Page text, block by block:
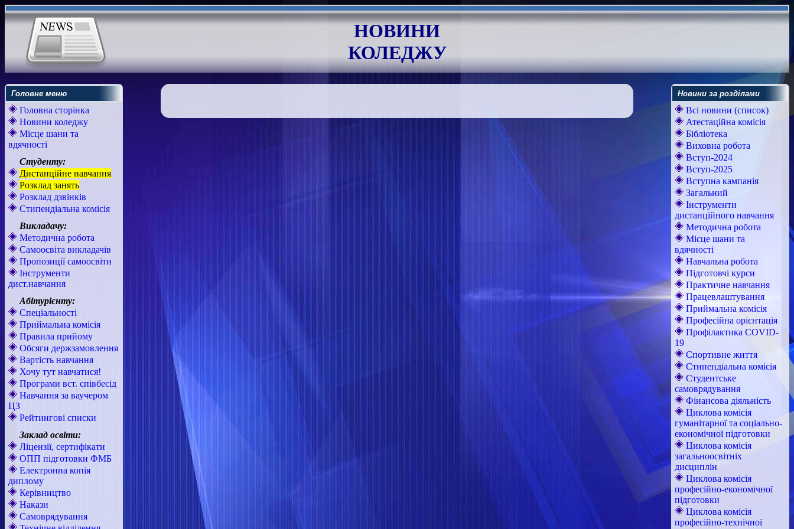
НОВИНИ
КОЛЕДЖУ
Головне меню
Головна сторінка
Новини коледжу
Місце шани та
вдячності
Студенту:
Дистанційне навчання
Розклад занять
Розклад дзвінків
Стипендіальна комісія
Викладачу:
Методична робота
Самоосвіта викладачів
Пропозиції самоосвіти
Інструменти
дист.навчання
Абітурієнту:
Спеціальності
Приймальна комісія
Правила прийому
Обсяги держзамовлення
Вартість навчання
Хочу тут навчатися!
Програми вст. співбесід
Навчання за ваучером
ЦЗ
Рейтингові списки
Заклад освіти:
Ліцензії, сертифікати
ОПП підготовки ФМБ
Електронна копія
диплому
Керівництво
Накази
Самоврядування
Новини за розділами
Всі новини (список)
Атестаційна комісія
Бібліотека
Виховна робота
Вступ-2024
Вступ-2025
Вступна кампанія
Загальний
Інструменти
дистанційного навчання
Методична робота
Місце шани та
вдячності
Навчальна робота
Підготовчі курси
Практичне навчання
Працевлаштування
Приймальна комісія
Професійна орієнтація
Профілактика COVID-
19
Спортивне життя
Стипендіальна комісія
Студентське
самоврядування
Фінансова діяльність
Циклова комісія
гуманітарної та соціально-
економічної підготовки
Циклова комісія
загальноосвітніх
дисциплін
Циклова комісія
професійно-економічної
підготовки
Циклова комісія
професійно-технічної